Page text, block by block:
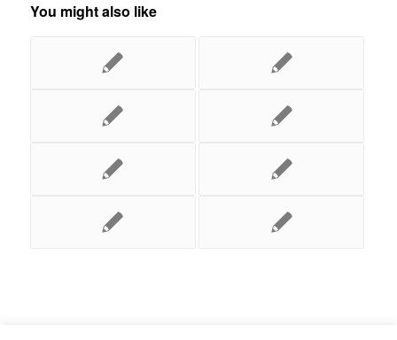
You might also like